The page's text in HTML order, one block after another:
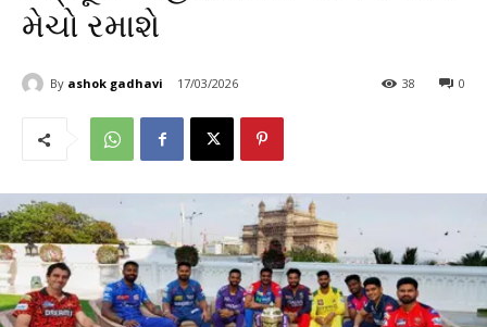
મેચો રમાશે
By ashok gadhavi 17/03/2026 0
38